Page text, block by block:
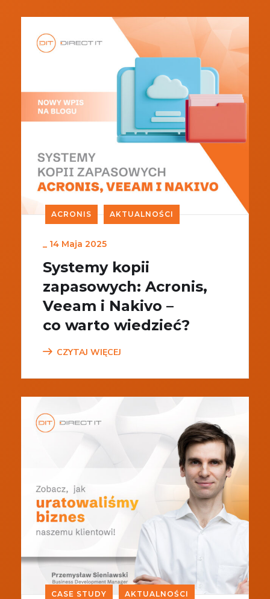
ACRONIS AKTUALNOŚCI
_ 14 Maja 2025
Systemy kopii
zapasowych: Acronis,
Veeam i Nakivo –
co warto wiedzieć?
CZYTAJ WIĘCEJ
CASE STUDY AKTUALNOŚCI